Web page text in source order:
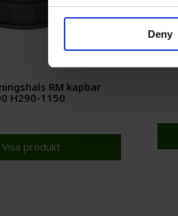
Deny
RM kapbar
H290-1150
Visa produkt